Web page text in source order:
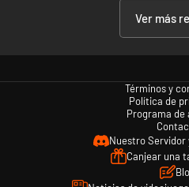
Ver más
Términos y
Política de
Programa de
Nuestro Servidor
Canjear una